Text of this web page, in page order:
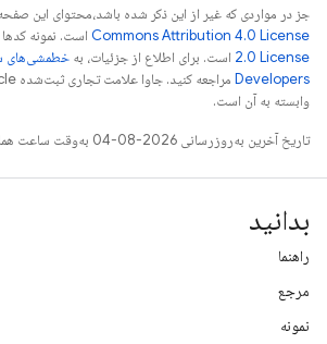
جز در مواردی که غیر از این ذکر شده باشد،‌محتوای این
Commons Attribution 4.0 License است. نمونه کدها
2.0 License است. برای اطلاع از جزئیات، به
Developers‏
وابسته به آن است.
تاریخ آخرین به‌روزرسانی 2026-08-04 به‌وقت ساعت هماهنگ جهانی.
بدانید
راهنما
مرجع
نمونه